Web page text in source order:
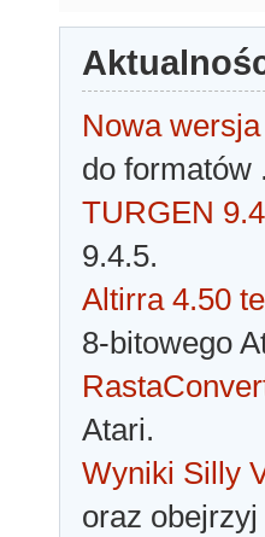
Nowa
do formatów
TURGEN
9.4.5.
Altirra 4.50
8-bitowego
Atari.
Wyniki Silly
oraz